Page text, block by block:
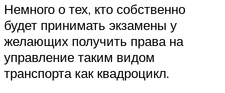
Немного о тех, кто собственно
будет принимать экзамены у
желающих получить права на
управление таким видом
транспорта как квадроцикл.